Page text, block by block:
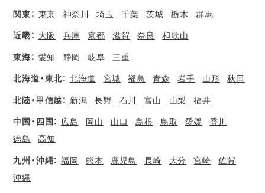
関東： 東京 神奈川 埼玉 千葉 茨城 栃木 群馬
近畿： 大阪 兵庫 京都 滋賀 奈良 和歌山
東海： 愛知 静岡 岐阜 三重
北海道・東北： 北海道 宮城 福島 青森 岩手 山形 秋田
北陸・甲信越： 新潟 長野 石川 富山 山梨 福井
中国・四国： 広島 岡山 山口 島根 鳥取 愛媛
香川
徳島
高知
九州・沖縄： 福岡 熊本 鹿児島 長崎 大分 宮崎
佐賀
沖縄